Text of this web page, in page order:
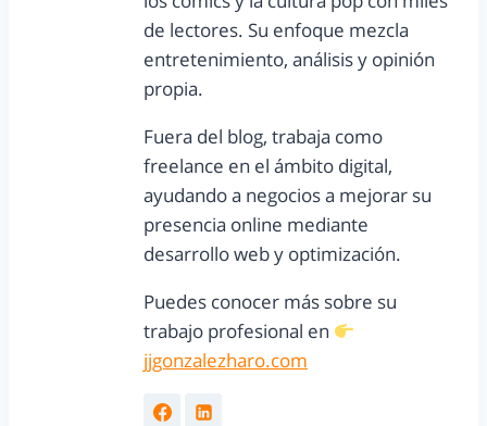
de lectores. Su enfoque mezcla
entretenimiento, análisis y opinión
propia.
Fuera del blog, trabaja como
freelance en el ámbito digital,
ayudando a negocios a mejorar su
presencia online mediante
desarrollo web y optimización.
Puedes conocer más sobre su
trabajo profesional en
jjgonzalezharo.com